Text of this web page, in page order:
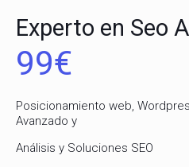
Experto en Seo
99€
Posicionamiento web,
Avanzado y
Análisis y Soluciones SEO